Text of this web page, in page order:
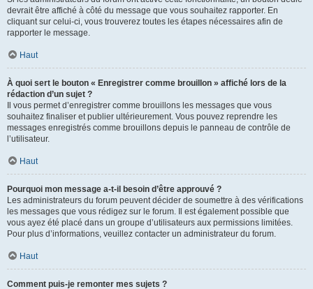
devrait être affiché à côté du message que vous souhaitez rapporter. En
cliquant sur celui-ci, vous trouverez toutes les étapes nécessaires afin de
rapporter le message.
Haut
À quoi sert le bouton « Enregistrer comme brouillon » affiché lors de la
rédaction d’un sujet ?
Il vous permet d’enregistrer comme brouillons les messages que vous
souhaitez finaliser et publier ultérieurement. Vous pouvez reprendre les
messages enregistrés comme brouillons depuis le panneau de contrôle de
l’utilisateur.
Haut
Pourquoi mon message a-t-il besoin d’être approuvé ?
Les administrateurs du forum peuvent décider de soumettre à des vérifications
les messages que vous rédigez sur le forum. Il est également possible que
vous ayez été placé dans un groupe d’utilisateurs aux permissions limitées.
Pour plus d’informations, veuillez contacter un administrateur du forum.
Haut
Comment puis-je remonter mes sujets ?